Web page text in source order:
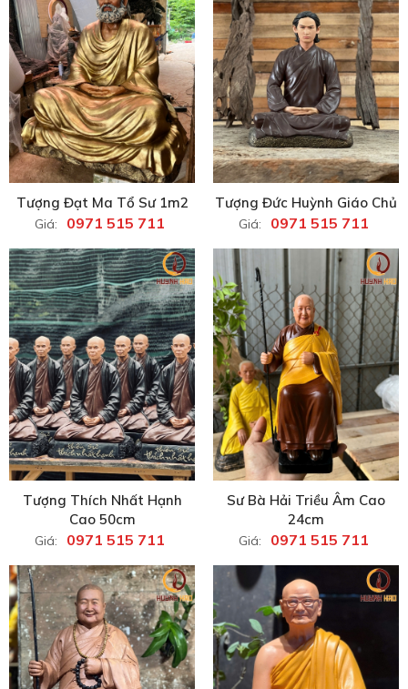
Tượng Đạt Ma Tổ Sư 1m2
Giá: 0971 515 711
Tượng Đức Huỳnh Giáo Chủ
Giá: 0971 515 711
Tượng Thích Nhất Hạnh
Cao 50cm
Giá: 0971 515 711
Sư Bà Hải Triều Âm Cao
24cm
Giá: 0971 515 711